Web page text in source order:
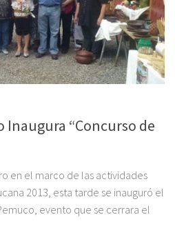
Inaugura “Concurso de
en el marco de las actividades
2013, esta tarde se inauguró el
evento que se cerrara el